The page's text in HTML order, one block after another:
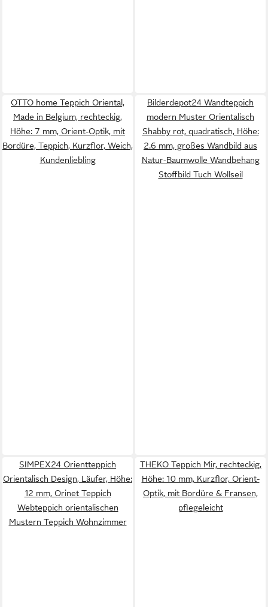
OTTO home Teppich Oriental,
Made in Belgium, rechteckig,
Höhe: 7 mm, Orient-Optik, mit
Bordüre, Teppich, Kurzflor, Weich,
Kundenliebling
Bilderdepot24 Wandteppich
modern Muster Orientalisch
Shabby rot, quadratisch, Höhe:
2.6 mm, großes Wandbild aus
Natur-Baumwolle Wandbehang
Stoffbild Tuch Wollseil
SIMPEX24 Orientteppich
Orientalisch Design, Läufer, Höhe:
12 mm, Orinet Teppich
Webteppich orientalischen
Mustern Teppich Wohnzimmer
THEKO Teppich Mir, rechteckig,
Höhe: 10 mm, Kurzflor, Orient-
Optik, mit Bordüre & Fransen,
pflegeleicht